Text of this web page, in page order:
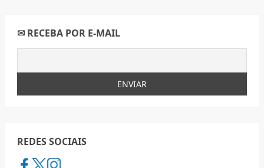
✉ RECEBA POR E-MAIL
REDES SOCIAIS